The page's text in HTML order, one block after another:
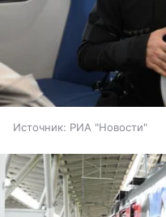
Источник: РИА "Новости"